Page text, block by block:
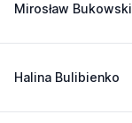
Mirosław Bukowski
Halina Bulibienko